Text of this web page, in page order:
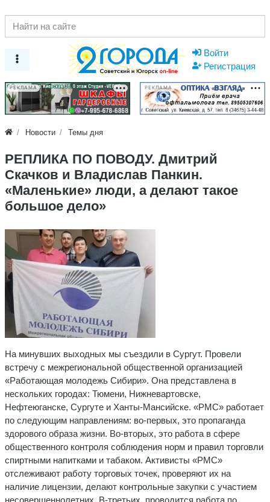
Войти
Регистрация
РЕКЛАМА РЕКЛАМА
Новости Темы дня
РЕПЛИКА ПО ПОВОДУ. Дмитрий
Скачков и Владислав Панкин.
«Маленькие» люди, а делают такое
большое дело»
На минувших выходных мы съездили в Сургут. Провели
встречу с межрегиональной общественной организацией
«Работающая молодежь Сибири». Она представлена в
нескольких городах: Тюмени, Нижневартовске,
Нефтеюганске, Сургуте и Ханты-Мансийске. «РМС» работает
по следующим направлениям: во-первых, это пропаганда
здорового образа жизни. Во-вторых, это работа в сфере
общественного контроля соблюдения норм и правил торговли
спиртными напитками и табаком. Активисты «РМС»
отслеживают работу торговых точек, проверяют их на
наличие лицензии, делают контрольные закупки с участием
несовершеннолетних. В-третьих, проводится работа по